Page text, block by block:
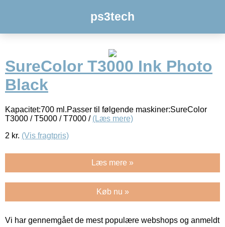
ps3tech
SureColor T3000 Ink Photo
Black
Kapacitet:700 ml.Passer til følgende maskiner:SureColor
T3000 / T5000 / T7000 / (Læs mere)
2 kr. (Vis fragtpris)
Læs mere »
Køb nu »
Vi har gennemgået de mest populære webshops og anmeldt